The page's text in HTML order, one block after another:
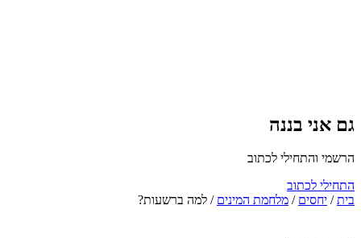
גם אני בננה
הרשמי והתחילי לכתוב
התחילי לכתוב
בית/ יחסים / מלחמת המינים / למה ברשעות?